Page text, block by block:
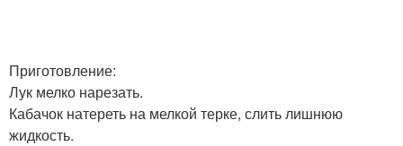
Приготовление:
Лук мелко нарезать.
Кабачок натереть на мелкой терке, слить лишнюю
жидкость.